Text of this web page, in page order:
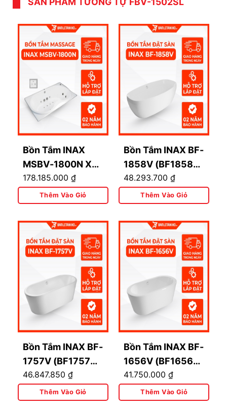
Phú A, Quận 9, TP. Hồ Chí Minh
Bồn Tắm INAX
MSBV-1800N Xây
Massage 1.8M
178.185.000 ₫
Thêm Vào Giỏ
Bồn Tắm INAX BF-
1858V (BF1858V)
Đặt Sàn Lập Thể
1.8M
48.293.700 ₫
Thêm Vào Giỏ
Bồn Tắm INAX BF-
1757V (BF1757V)
Đặt Sàn Lập Thể
1.75M
46.847.850 ₫
Thêm Vào Giỏ
Bồn Tắm INAX BF-
1656V (BF1656V)
Đặt Sàn Dài 1.6M
41.750.000 ₫
Thêm Vào Giỏ